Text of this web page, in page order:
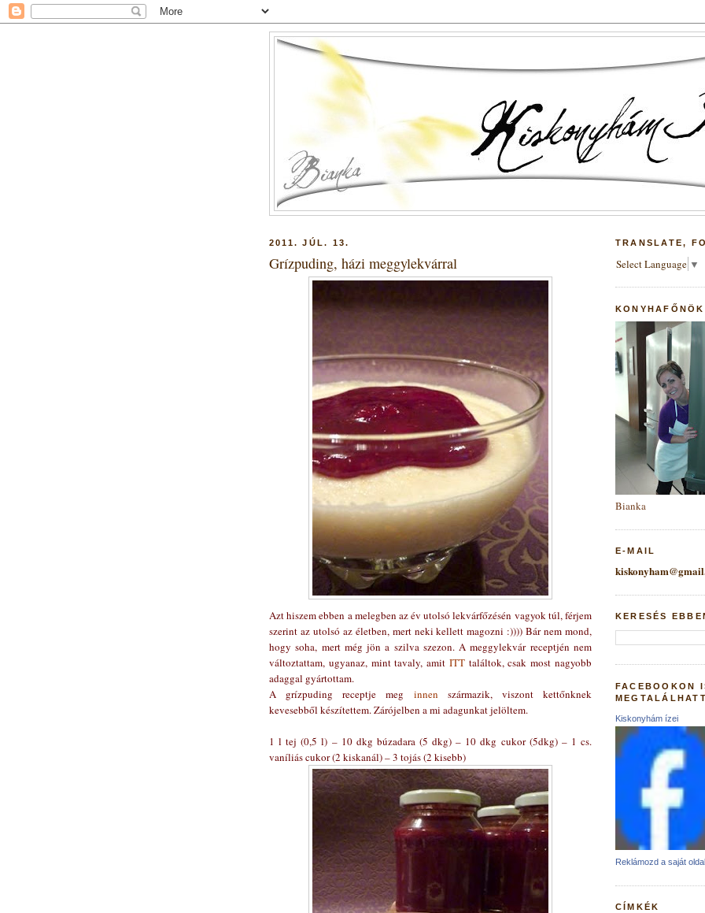
2011. JÚL. 13.
Grízpuding, házi meggylekvárral
Azt hiszem ebben a melegben az év utolsó lekvárfőzésén vagyok túl, férjem
szerint az utolsó az életben, mert neki kellett magozni :)))) Bár nem mond,
hogy soha, mert még jön a szilva szezon. A meggylekvár receptjén nem
változtattam, ugyanaz, mint tavaly, amit ITTtaláltok, csak most nagyobb
adaggal gyártottam.
A grízpuding receptje meg innen
származik, viszont kettőnknek
kevesebből készítettem. Zárójelben a mi adagunkat jelöltem.
1 l tej (0,5 l) – 10 dkg búzadara (5 dkg) – 10 dkg cukor (5dkg) – 1 cs.
vaníliás cukor (2 kiskanál) – 3 tojás (2 kisebb)
TRANSLATE,
Select Language ▼
KONYHAFŐNÖK
Bianka
E-MAIL
KERESÉS
FACEBOOKON
Kiskonyhám ízei
Reklámozd a saját
CÍMKÉK